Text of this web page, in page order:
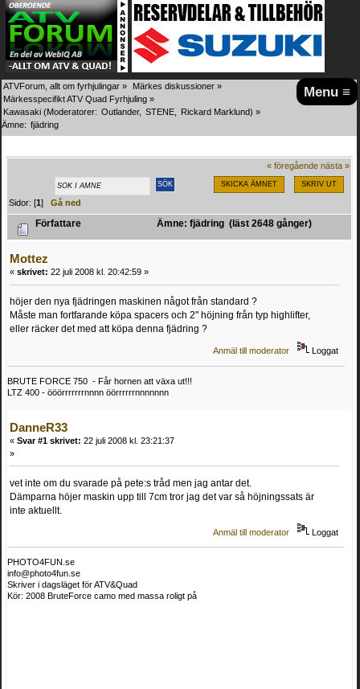
Menu ≡
ATVForum, allt om fyrhjulingar » Märkes diskussioner »
Märkesspecifikt ATV Quad Fyrhjuling »
Kawasaki (Moderatorer: Outlander, STENE Rickard Marklund) »
Ämne: fjädring
« föregående nästa »
SKICKA ÄMNET SKRIV UT
Sidor: [1]Gå ned
Författare Ämne: fjädring (läst 2648 gånger)
Mottez
« skrivet: 22 juli 2008 kl. 20:42:59 »
höjer den nya fjädringen maskinen något från standard ?
Måste man fortfarande köpa spacers och 2" höjning från typ highlifter,
eller räcker det med att köpa denna fjädring ?
Anmäl till moderator Loggat
BRUTE FORCE 750 - Får hornen att växa ut!!!
LTZ 400 - ööörrrrrrrnnnn öörrrrrrnnnnnnn
DanneR33
« Svar #1 skrivet: 22 juli 2008 kl. 23:21:37
»
vet inte om du svarade på pete:s tråd men jag antar det.
Dämparna höjer maskin upp till 7cm tror jag det var så höjningssats är
inte aktuellt.
Anmäl till moderator Loggat
PHOTO4FUN.se
info@photo4fun.se
Skriver i dagsläget för ATV&Quad
Kör: 2008 BruteForce camo med massa roligt på